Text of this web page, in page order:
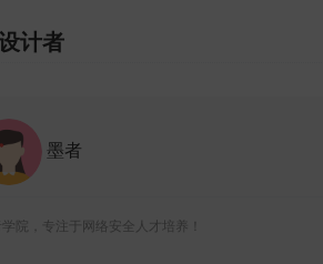
计者
墨者
院，专注于网络安全人才培养！